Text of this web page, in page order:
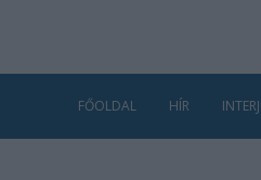
FŐOLDAL HÍR